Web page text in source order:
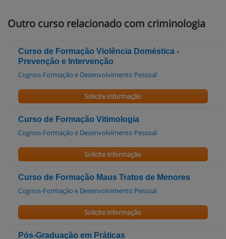
Outro curso relacionado com criminologia
Curso de Formação Violência Doméstica -
Prevenção e Intervenção
Cognos-Formação e Desenvolvimento Pessoal
Solicite informação
Curso de Formação Vitimologia
Cognos-Formação e Desenvolvimento Pessoal
Solicite informação
Curso de Formação Maus Tratos de Menores
Cognos-Formação e Desenvolvimento Pessoal
Solicite informação
Pós-Graduação em Práticas